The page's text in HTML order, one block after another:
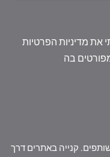
מדיניות הפרטיות
בה
קנייה באתרים דרך